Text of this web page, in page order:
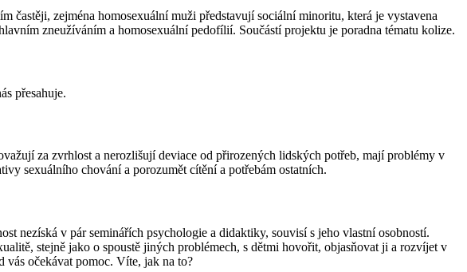
častěji, zejména homosexuální muži představují sociální minoritu, která je vystavena
zneužíváním a homosexuální pedofílií. Součástí projektu je poradna tématu kolize.
přesahuje.
za zvrhlost a nerozlišují deviace od přirozených lidských potřeb, mají problémy v
sexuálního chování a porozumět cítění a potřebám ostatních.
nezíská v pár seminářích psychologie a didaktiky, souvisí s jeho vlastní osobností.
stejně jako o spoustě jiných problémech, s dětmi hovořit, objasňovat ji a rozvíjet v
vás očekávat pomoc. Víte, jak na to?